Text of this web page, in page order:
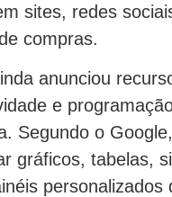
sites, redes
compras.
anunciou
e
Segundo o
gráficos, tabelas,
personalizados